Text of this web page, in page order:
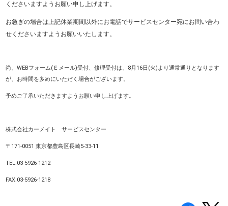
くださいますようお願い申し上げます。
お急ぎの場合は上記休業期間以外にお電話でサービスセンター宛にお問い合わ
せくださいますようお願いいたします。
尚、WEBフォーム(Ｅメール)受付、修理受付は、8月16日(火)より通常通りとなります
が、お時間を多めにいただく場合がございます。
予めご了承いただきますようお願い申し上げます。
株式会社カーメイト サービスセンター
〒171-0051 東京都豊島区長崎5-33-11
TEL.03-5926-1212
FAX.03-5926-1218